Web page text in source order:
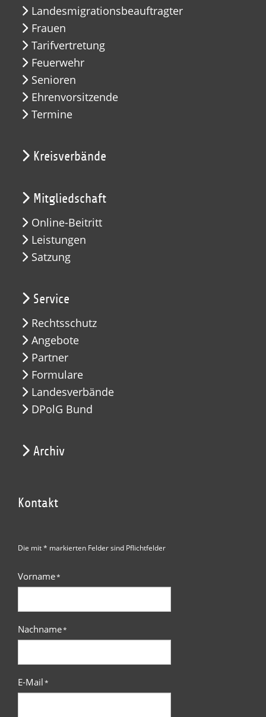
Landesmigrationsbeauftragter
Frauen
Tarifvertretung
Feuerwehr
Senioren
Ehrenvorsitzende
Termine
Kreisverbände
Mitgliedschaft
Online-Beitritt
Leistungen
Satzung
Service
Rechtsschutz
Angebote
Partner
Formulare
Landesverbände
DPolG Bund
Archiv
Kontakt
Die mit * markierten Felder sind Pflichtfelder
Vorname*
Nachname*
E-Mail*